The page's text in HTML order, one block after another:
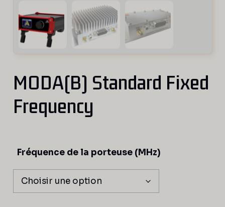
MODA(B) Standard Fixed
Frequency
Fréquence de la porteuse (MHz)